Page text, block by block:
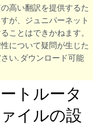
高い翻訳を提供するた
が、ジュニパーネット
ことはできかねます。
について疑問が生じた
い. ダウンロード可能
トルータ
イルの設